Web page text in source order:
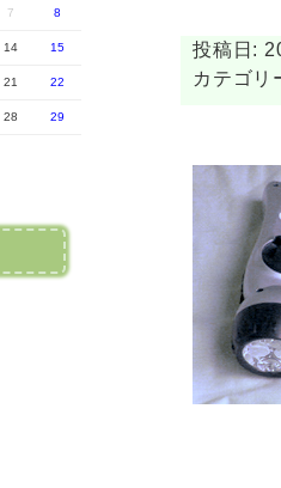
投稿日:
カテゴ
7 8
14 15
21 22
28 29